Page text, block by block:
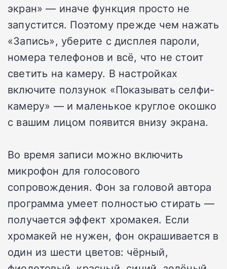
экран» — иначе функция просто не
запустится. Поэтому прежде чем нажать
«Запись», уберите с дисплея пароли,
номера телефонов и всё, что не стоит
светить на камеру. В настройках
включите ползунок «Показывать селфи-
камеру» — и маленькое круглое окошко
с вашим лицом появится внизу экрана.
Во время записи можно включить
микрофон для голосового
сопровождения. Фон за головой автора
программа умеет полностью стирать —
получается эффект хромакея. Если
хромакей не нужен, фон окрашивается в
один из шести цветов: чёрный,